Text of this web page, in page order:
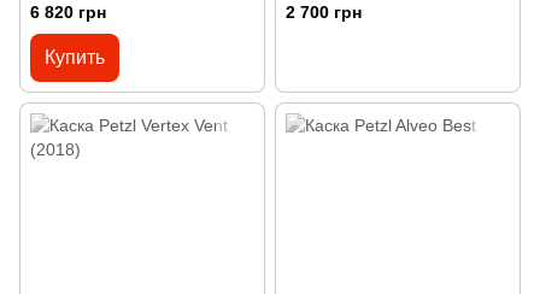
6 820 грн
Купить
2 700 грн